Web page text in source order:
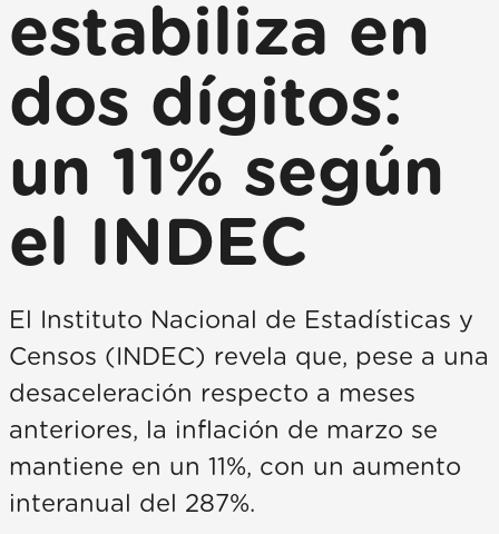
estabiliza en
dos dígitos:
un 11% según
el INDEC
El Instituto Nacional de Estadísticas y
Censos (INDEC) revela que, pese a una
desaceleración respecto a meses
anteriores, la inflación de marzo se
mantiene en un 11%, con un aumento
interanual del 287%.